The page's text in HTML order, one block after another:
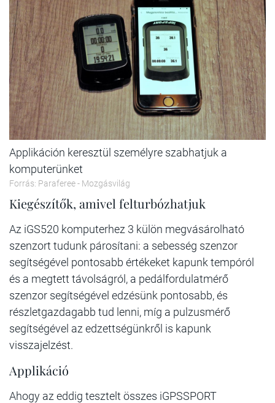
Applikáción keresztül személyre szabhatjuk a
komputerünket
Forrás: Paraferee - Mozgásvilág
Kiegészítők, amivel felturbózhatjuk
Az iGS520 komputerhez 3 külön megvásárolható
szenzort tudunk párosítani: a sebesség szenzor
segítségével pontosabb értékeket kapunk tempóról
és a megtett távolságról, a pedálfordulatmérő
szenzor segítségével edzésünk pontosabb, és
részletgazdagabb tud lenni, míg a pulzusmérő
segítségével az edzettségünkről is kapunk
visszajelzést.
Applikáció
Ahogy az eddig tesztelt összes iGPSSPORT